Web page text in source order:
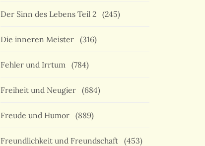
Der Sinn des Lebens Teil 2 (245)
Die inneren Meister (316)
Fehler und Irrtum (784)
Freiheit und Neugier (684)
Freude und Humor (889)
Freundlichkeit und Freundschaft (453)